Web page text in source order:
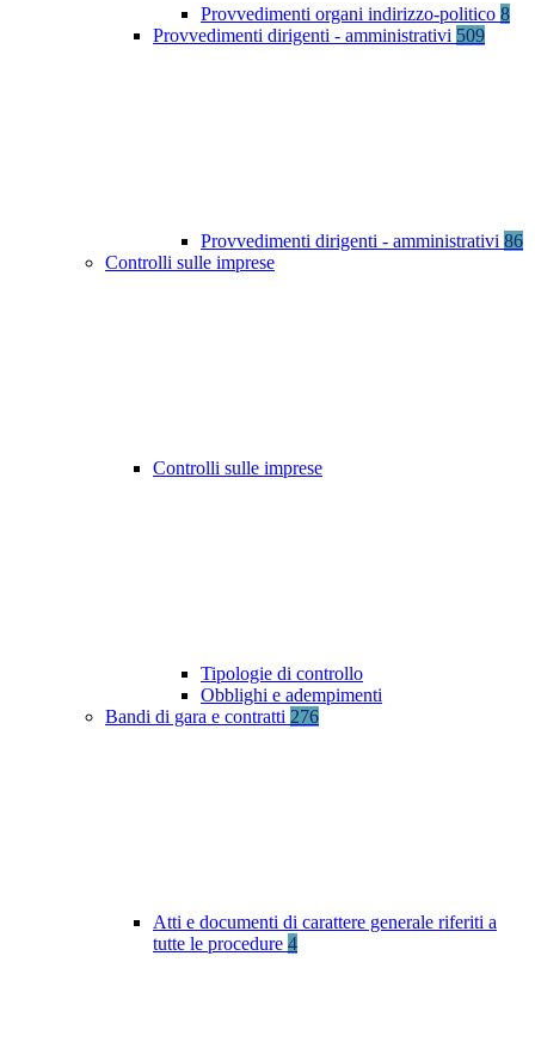
Provvedimenti organi indirizzo-politico 8
Provvedimenti dirigenti - amministrativi 509
Provvedimenti dirigenti - amministrativi 86
Controlli sulle imprese
Controlli sulle imprese
Tipologie di controllo
Obblighi e adempimenti
Bandi di gara e contratti 276
Atti e documenti di carattere generale riferiti a
tutte le procedure 4